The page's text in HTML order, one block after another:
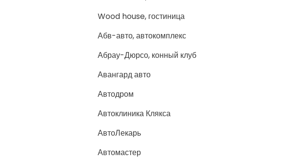
Wood house, гостиница
Абв-авто, автокомплекс
Абрау-Дюрсо, конный клуб
Авангард авто
Автодром
Автоклиника Клякса
АвтоЛекарь
Автомастер